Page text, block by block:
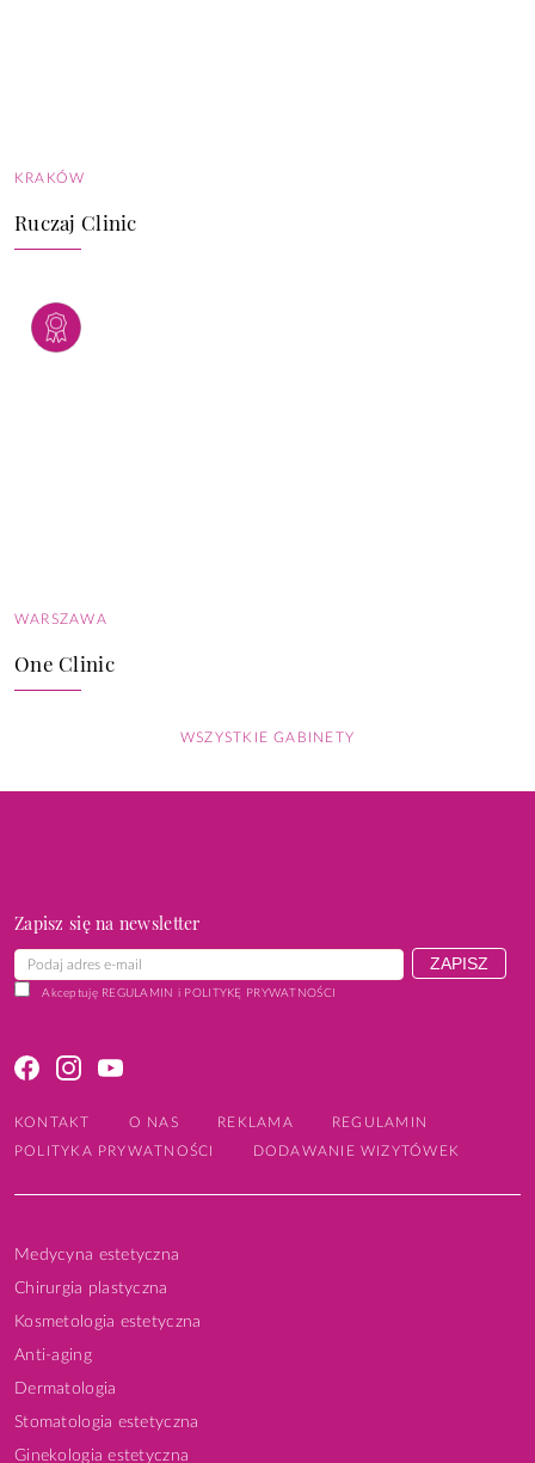
KRAKÓW
Ruczaj Clinic
WARSZAWA
One Clinic
WSZYSTKIE GABINETY
Zapisz się na newsletter
Akceptuję REGULAMIN i POLITYKĘ PRYWATNOŚCI
KONTAKT O NAS REKLAMA
REGULAMIN
POLITYKA PRYWATNOŚCI
DODAWANIE WIZYTÓWEK
Medycyna estetyczna
Chirurgia plastyczna
Kosmetologia estetyczna
Anti-aging
Dermatologia
Stomatologia estetyczna
Ginekologia estetyczna